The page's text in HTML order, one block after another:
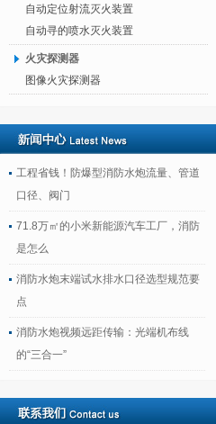
自动定位射流灭火装置
自动寻的喷水灭火装置
火灾探测器
图像火灾探测器
工程省钱！防爆型消防水炮流量、管道
口径、阀门
71.8万㎡的小米新能源汽车工厂，消防
是怎么
消防水炮末端试水排水口径选型规范要
点
消防水炮视频远距传输：光端机布线
的“三合一”